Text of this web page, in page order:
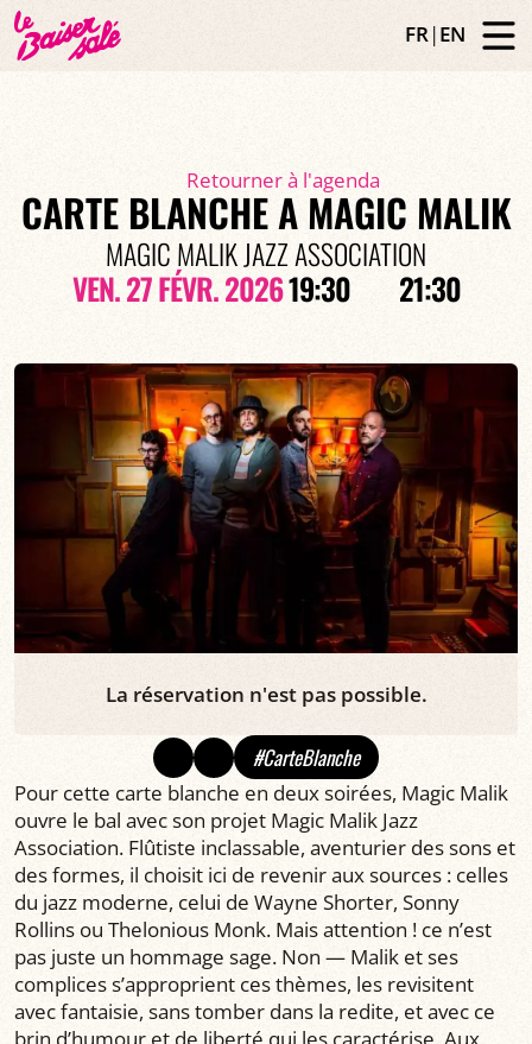
FR|EN
Retourner à l'agenda
CARTE BLANCHE A MAGIC MALIK
MAGIC MALIK JAZZ ASSOCIATION
VEN. 27 FÉVR. 202619:30 21:30
La réservation n'est pas possible.
#CarteBlanche
Pour cette carte blanche en deux soirées, Magic Malik
ouvre le bal avec son projet Magic Malik Jazz
Association. Flûtiste inclassable, aventurier des sons et
des formes, il choisit ici de revenir aux sources : celles
du jazz moderne, celui de Wayne Shorter, Sonny
Rollins ou Thelonious Monk. Mais attention ! ce n’est
pas juste un hommage sage. Non — Malik et ses
complices s’approprient ces thèmes, les revisitent
avec fantaisie, sans tomber dans la redite, et avec ce